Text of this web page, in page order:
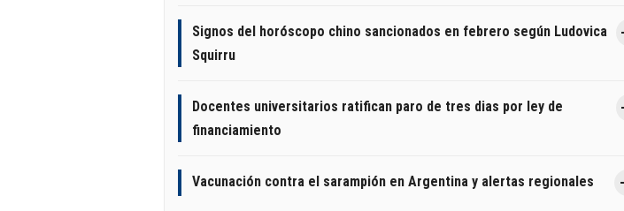
Signos del horóscopo chino sancionados en febrero según Ludovica
Squirru
Docentes universitarios ratifican paro de tres dias por ley de
financiamiento
Vacunación contra el sarampión en Argentina y alertas regionales